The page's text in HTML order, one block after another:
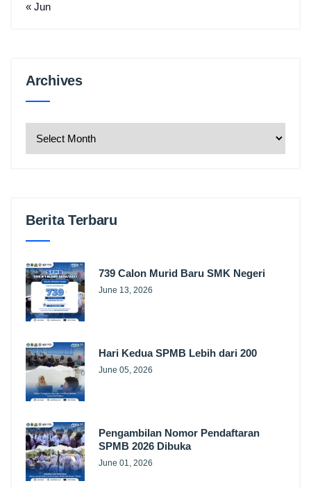
« Jun
ArchivesArchives
Berita Terbaru
739 Calon Murid Baru SMK Negeri
June 13, 2026
Hari Kedua SPMB Lebih dari 200
June 05, 2026
Pengambilan Nomor Pendaftaran
SPMB 2026 Dibuka
June 01, 2026